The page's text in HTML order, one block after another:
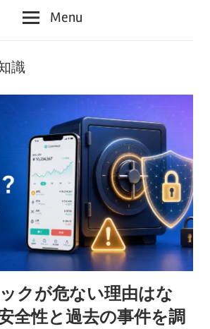
Menu
識
クが危ない理由はな
全性と過去の事件を調